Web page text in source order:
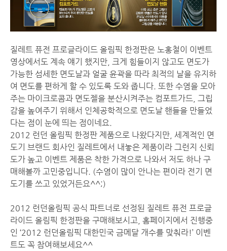
질레트 퓨전 프로글라이드 올림픽 한정판은 노홍철이 이벤트
영상에서도 계속 얘기 했지만, 크게 힘들이지 않고도 면도가
가능한 섬세한 면도날과 얼굴 윤곽을 따라 최적의 날을 유지하
여 면도를 편하게 할 수 있도록 도와 줍니다. 또한 수염을 모아
주는 마이크로콤과 면도젤을 분산시켜주는 컴포트가드, 그립
감을 높여주기 위해서 인체공학적으로 면도날 핸들을 만들었
다는 점이 눈에 띄는 점이네요.
2012 런던 올림픽 한정판 제품으로 나왔다지만, 세계적인 면
도기 브랜드 회사인 질레트에서 내놓은 제품이라 그런지 신뢰
도가 높고 이벤트 제품은 착한 가격으로 나와서 저도 하나 구
매해볼까 고민중입니다. (수염이 많이 안나는 편이라 전기 면
도기를 쓰고 있었거든요^^;)
2012 런던올림픽 공식 파트너로 선정된 질레트 퓨전 프로글
라이드 올림픽 한정판을 구매해보시고, 홈페이지에서 진행중
인 ‘2012 런던올림픽 대한민국 금메달 개수를 맞춰라!’ 이벤
트도 꼭 참여해보세요^^